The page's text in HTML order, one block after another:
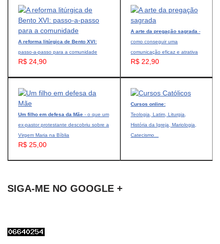
A reforma litúrgica de Bento XVI:
passo-a-passo para a comunidade
R$ 24,90
A arte da pregação sagrada -
como conseguir uma
comunicação eficaz e atrativa
R$ 22,90
Um filho em defesa da Mãe - o que um
ex-pastor protestante descobriu sobre a
Virgem Maria na Bíblia
R$ 25,00
Cursos online:
Teologia, Latim, Liturgia,
História da Igreja, Mariologia,
Catecismo...
SIGA-ME NO GOOGLE +